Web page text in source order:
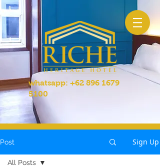
whatsapp: +62 896 1679
5100
Post Sign Up
All Posts